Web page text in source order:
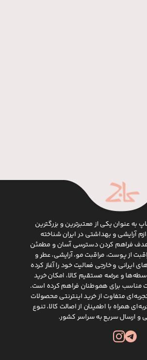
به عنوان یکی از معتبرترین و بزرگترین
آرایشی و بهداشتی در ایران شناخته
فراهم کردن دسترسی آسان و مطمئن
از پوست، مراقبت مو، آرایشی، عطر و
ایرانی و خارجی فعالیت خود را آغاز کرده
و عرضه مستقیم کالا، امکان خرید
مناسب برای هموطنان فراهم کرده است.
متفاوت از خرید اینترنتی محصولات
همراه با اطمینان از اصالت کالا، تنوع
و ارسال سریع به سراسر کشور.